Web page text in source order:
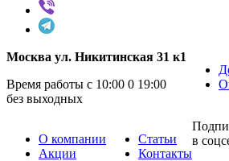
Москва ул. Никитинская 31 к1
Время работы с 10:00 0 19:00
без выходных
О компании
Акции
Статьи
Контакты
в